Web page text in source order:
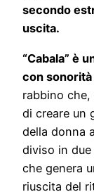
secondo
uscita.
“Cabala” è
con
rabbino
di creare un
della donna
diviso in
che genera
riuscita del